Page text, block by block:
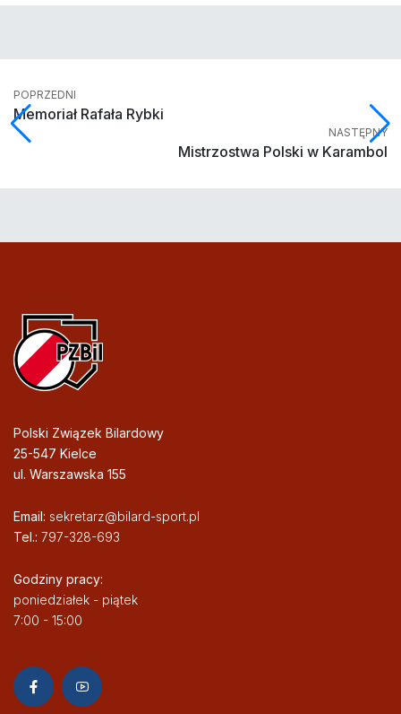
POPRZEDNI
Memoriał Rafała Rybki
NASTĘPNY
Mistrzostwa Polski w Karambol
Polski Związek Bilardowy
25-547 Kielce
ul. Warszawska 155
Email: sekretarz@bilard-sport.pl
Tel.: 797-328-693
Godziny pracy:
poniedziałek - piątek
7:00 - 15:00